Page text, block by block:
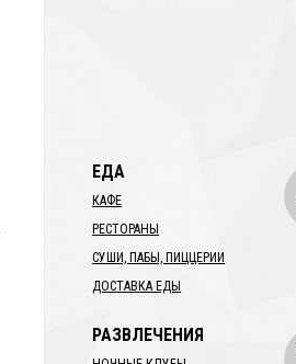
ЕДА
КАФЕ
РЕСТОРАНЫ
СУШИ, ПАБЫ, ПИЦЦЕРИИ
ДОСТАВКА ЕДЫ
РАЗВЛЕЧЕНИЯ